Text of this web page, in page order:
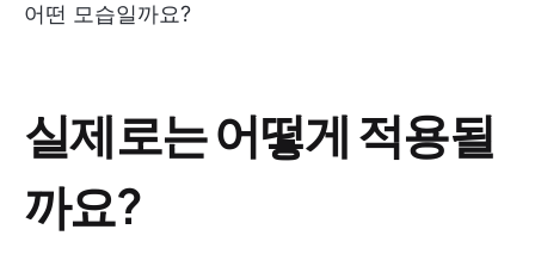
어떤 모습일까요?
실제로는 어떻게 적용될
까요?